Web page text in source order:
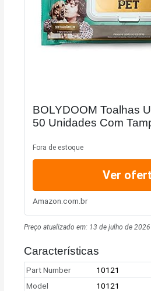
BOLYDOOM Toalhas
50 Unidades Com
Fora de estoque
Ver
Amazon.com.br
Preço atualizado em: 13 de julho de
Características
Part Number
10121
Model
10121